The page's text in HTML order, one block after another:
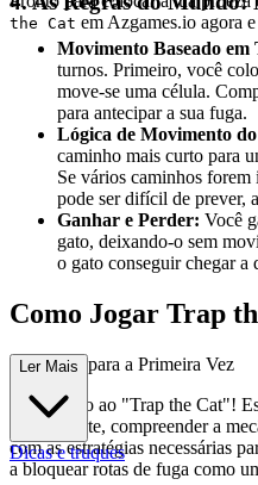
the Cat em Azgames.io agora
Movimento Baseado em
turnos. Primeiro, você
move-se uma célula.
para antecipar a sua fuga.
Lógica de Movimento
caminho mais curto para
Se vários caminhos forem
pode ser difícil de prever,
Ganhar e Perder: Você
gato, deixando-o sem
o gato conseguir chegar a
Como Jogar Trap
Completo para a Primeira Vez
Bem-vindo ao "Trap the Cat"!
rapidamente, compreender a
com as estratégias necessárias
a bloquear rotas de fuga como
Ler Mais
Dicas e truques